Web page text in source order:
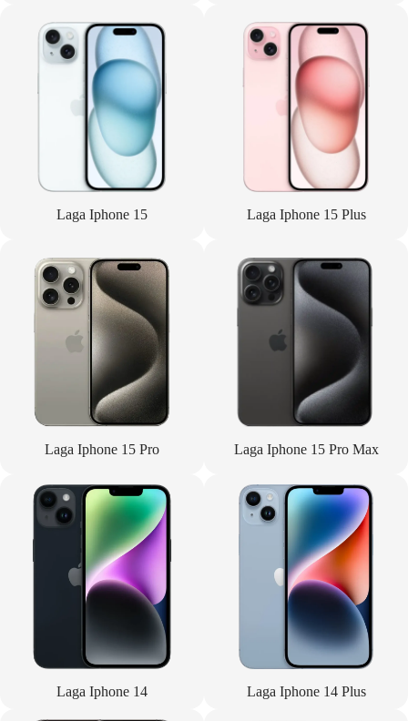
Laga Iphone 15 Laga Iphone 15 Plus
Laga Iphone 15 Pro Laga Iphone 15 Pro Max
Laga Iphone 14 Laga Iphone 14 Plus